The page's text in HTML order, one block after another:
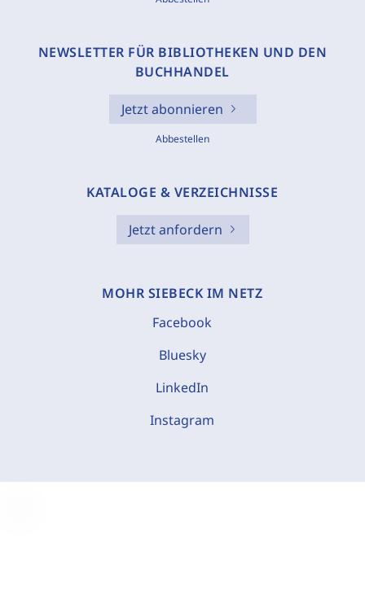
NEWSLETTER FÜR BIBLIOTHEKEN UND DEN
BUCHHANDEL
Jetzt abonnieren
Abbestellen
KATALOGE & VERZEICHNISSE
Jetzt anfordern
MOHR SIEBECK IM NETZ
Facebook
Bluesky
LinkedIn
Instagram